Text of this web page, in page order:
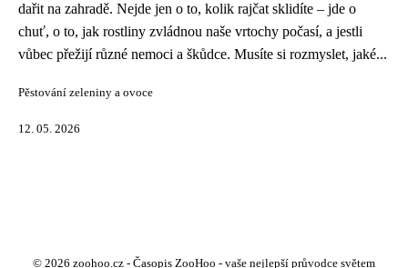
dařit na zahradě. Nejde jen o to, kolik rajčat sklidíte – jde o
chuť, o to, jak rostliny zvládnou naše vrtochy počasí, a jestli
vůbec přežijí různé nemoci a škůdce. Musíte si rozmyslet, jaké...
Pěstování zeleniny a ovoce
12. 05. 2026
© 2026 zoohoo.cz - Časopis ZooHoo - vaše nejlepší průvodce světem